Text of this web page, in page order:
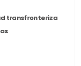
transfronteriza